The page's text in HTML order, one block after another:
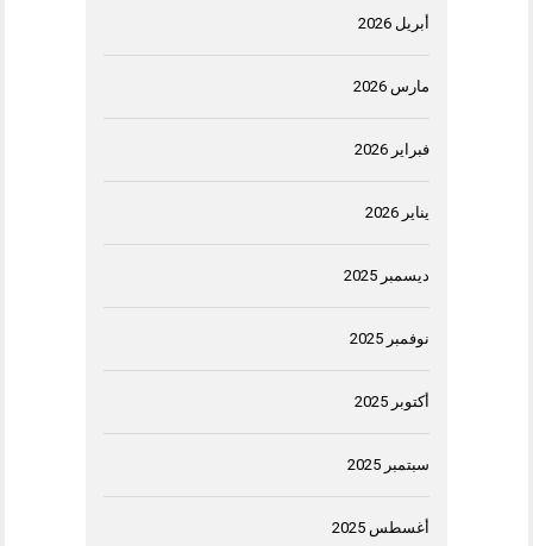
أبريل 2026
مارس 2026
فبراير 2026
يناير 2026
ديسمبر 2025
نوفمبر 2025
أكتوبر 2025
سبتمبر 2025
أغسطس 2025